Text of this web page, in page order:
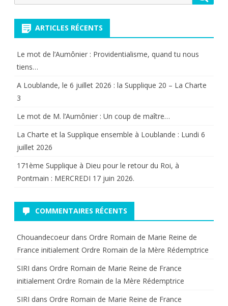
pour:
ARTICLES RÉCENTS
Le mot de l’Aumônier : Providentialisme, quand tu nous
tiens…
A Loublande, le 6 juillet 2026 : la Supplique 20 – La Charte
3
Le mot de M. l’Aumônier : Un coup de maître…
La Charte et la Supplique ensemble à Loublande : Lundi 6
juillet 2026
171ème Supplique à Dieu pour le retour du Roi, à
Pontmain : MERCREDI 17 juin 2026.
COMMENTAIRES RÉCENTS
Chouandecoeur dans Ordre Romain de Marie Reine de
France initialement Ordre Romain de la Mère Rédemptrice
SIRI dans Ordre Romain de Marie Reine de France
initialement Ordre Romain de la Mère Rédemptrice
SIRI dans Ordre Romain de Marie Reine de France